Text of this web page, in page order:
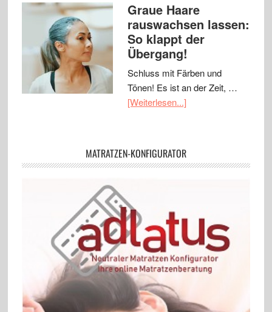
Graue Haare
rauswachsen lassen:
So klappt der
Übergang!
Schluss mit Färben und
Tönen! Es ist an der Zeit, …
[Weiterlesen...]
MATRATZEN-KONFIGURATOR